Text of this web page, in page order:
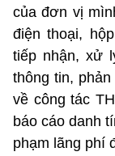
của đơn vị
điện thoại,
tiếp nhận, xử
thông tin,
về công tác
báo cáo danh
phạm lãng phí